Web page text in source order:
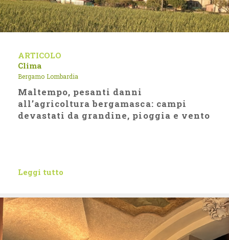
ARTICOLO
Clima
Bergamo Lombardia
Maltempo, pesanti danni
all’agricoltura bergamasca: campi
devastati da grandine, pioggia e vento
Leggi tutto